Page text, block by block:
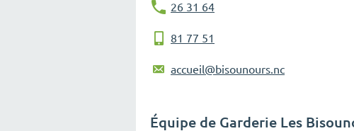
26 31 64
81 77 51
accueil@bisounours.nc
Équipe de Garderie Les